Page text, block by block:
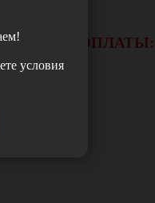
ВИД
условия